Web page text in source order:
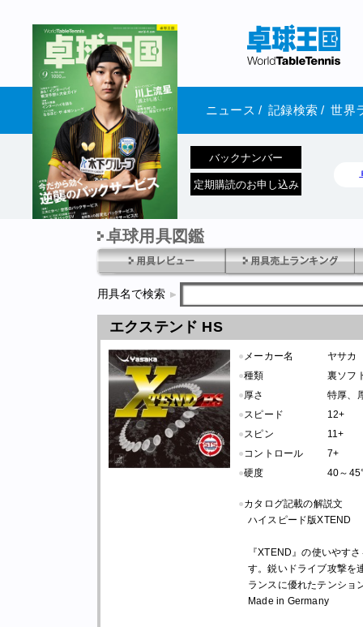
ニュース / 記録検索 / 世界
1970年1月01日 発売
バックナンバー
定期購読のお申し込み
卓球用具図鑑
用具名で検索
エクステンド HS
● メーカー名
ヤサカ
●種類
裏ソフ
●厚さ
特厚、
●スピード
12+
●スピン
11+
●コントロール
7+
●硬度 40～
●カタログ記載の解説文
ハイスピード版XTEND
『XTEND』の使いやす
す。鋭いドライブ攻撃を
ランスに優れたテンショ
Made in Germany